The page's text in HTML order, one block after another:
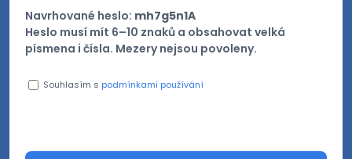
Navrhované heslo: mh7g5n1A
Heslo musí mít 6–10 znaků a obsahovat velká
písmena i čísla. Mezery nejsou povoleny.
Souhlasím s podmínkami používání